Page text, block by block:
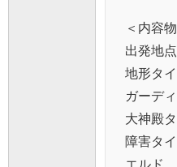
＜内容
出発地
地形タ
ガーデ
大神殿
障害タ
エルド